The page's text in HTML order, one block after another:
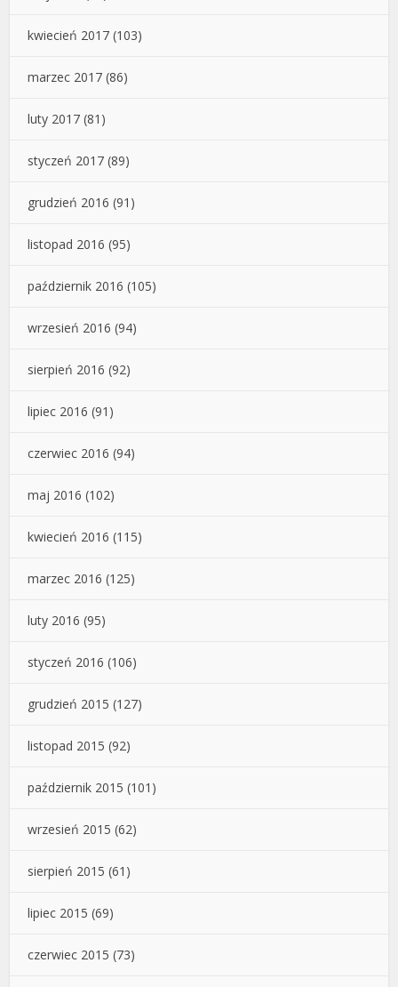
kwiecień 2017 (103)
marzec 2017 (86)
luty 2017 (81)
styczeń 2017 (89)
grudzień 2016 (91)
listopad 2016 (95)
październik 2016 (105)
wrzesień 2016 (94)
sierpień 2016 (92)
lipiec 2016 (91)
czerwiec 2016 (94)
maj 2016 (102)
kwiecień 2016 (115)
marzec 2016 (125)
luty 2016 (95)
styczeń 2016 (106)
grudzień 2015 (127)
listopad 2015 (92)
październik 2015 (101)
wrzesień 2015 (62)
sierpień 2015 (61)
lipiec 2015 (69)
czerwiec 2015 (73)